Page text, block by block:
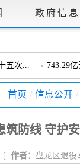
政府信
文件 法定主动公
公共卫生知识普及
五次... 743.29
戴惠明
三届...
沙河... 戴惠明
首页 / 信息公开 /
筑防线 守护
[ 作者： 盘龙区退役